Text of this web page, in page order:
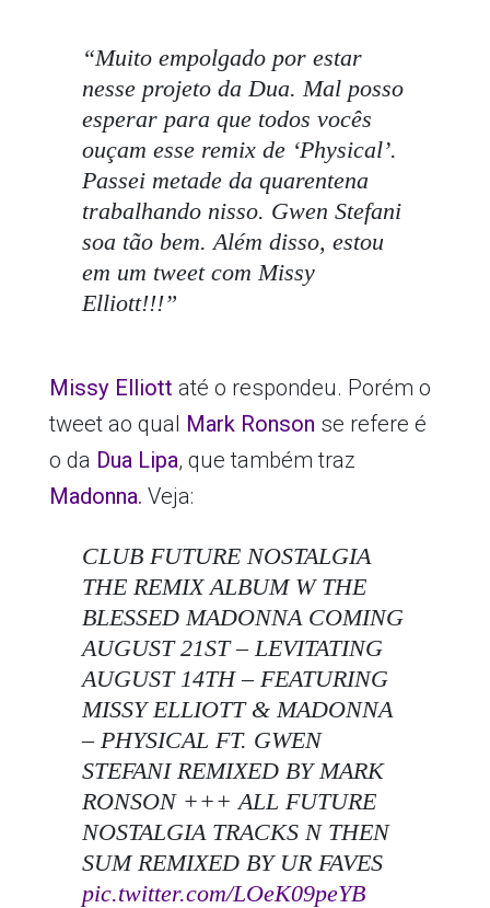
“Muito empolgado por estar
nesse projeto da Dua. Mal posso
esperar para que todos vocês
ouçam esse remix de ‘Physical’.
Passei metade da quarentena
trabalhando nisso. Gwen Stefani
soa tão bem. Além disso, estou
em um tweet com Missy
Elliott!!!”
Missy Elliott até o respondeu. Porém o
tweet ao qual Mark Ronson se refere é
o da Dua Lipa, que também traz
Madonna. Veja:
CLUB FUTURE NOSTALGIA
THE REMIX ALBUM W THE
BLESSED MADONNA COMING
AUGUST 21ST – LEVITATING
AUGUST 14TH – FEATURING
MISSY ELLIOTT & MADONNA
– PHYSICAL FT. GWEN
STEFANI REMIXED BY MARK
RONSON +++ ALL FUTURE
NOSTALGIA TRACKS N THEN
SUM REMIXED BY UR FAVES
pic.twitter.com/LOeK09peYB